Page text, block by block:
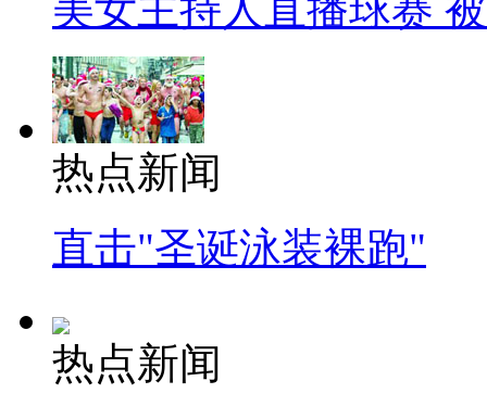
热点新闻
直击"圣诞泳装裸跑"
热点新闻